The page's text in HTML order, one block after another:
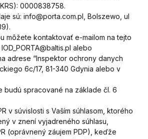
0000838758.
sú: info@porta.com.pl, Bolszewo, ul
môžete kontaktovať e-mailom na tejto
alebo
adrese “Inspektor ochrony danych
6c/17, 81-340 Gdynia alebo v
budú spracované na základe čl. 6
v súvislosti s Vaším súhlasom, ktorého
v znení vyjadreného súhlasu,
(oprávnený záujem PDP), keďže